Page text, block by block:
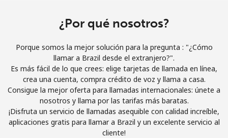
o
Continuar con
¿Por qué nosotros?
Porque somos la mejor solución para la pregunta : "¿Cómo
llamar a Brazil desde el extranjero?".
Es más fácil de lo que crees: elige tarjetas de llamada en línea,
crea una cuenta, compra crédito de voz y llama a casa.
Consigue la mejor oferta para llamadas internacionales: únete a
nosotros y llama por las tarifas más baratas.
¡Disfruta un servicio de llamadas asequible con calidad increíble,
aplicaciones gratis para llamar a Brazil y un excelente servicio al
cliente!